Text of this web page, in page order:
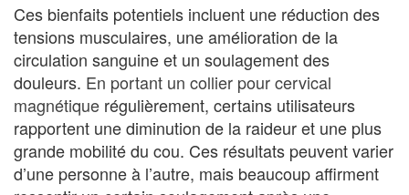
Ces bienfaits potentiels incluent une réduction des
tensions musculaires, une amélioration de la
circulation sanguine et un soulagement des
douleurs. En portant un collier pour cervical
magnétique régulièrement, certains utilisateurs
rapportent une diminution de la raideur et une plus
grande mobilité du cou. Ces résultats peuvent varier
d’une personne à l’autre, mais beaucoup affirment